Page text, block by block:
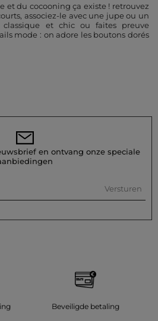
et du cocooning ça existe ! retrouvez
associez-le avec une jupe ou un
et chic ou faites preuve
mode : on adore les boutons dorés
en ontvang onze speciale
Versturen
Beveiligde betaling